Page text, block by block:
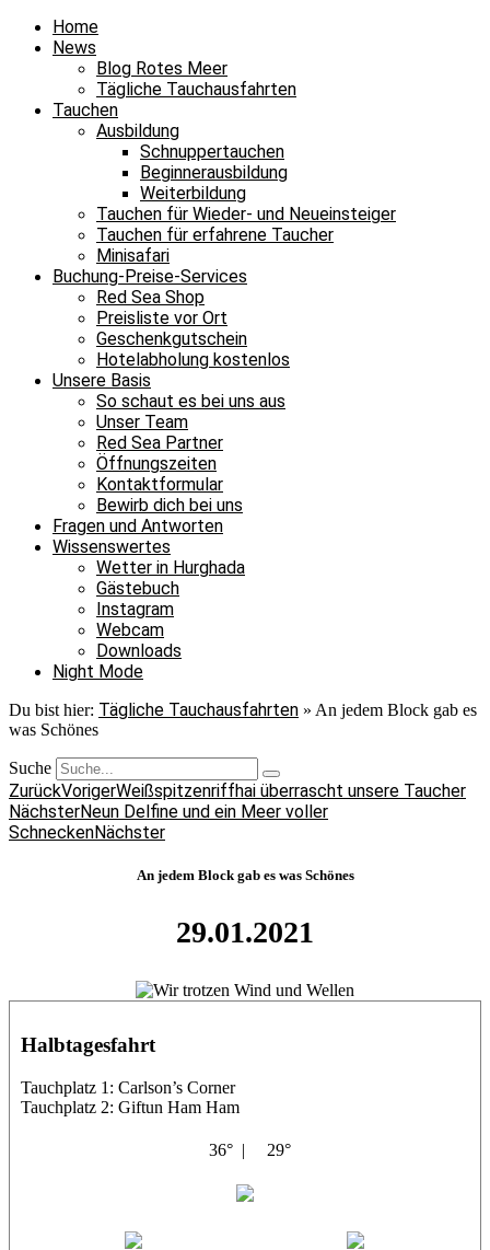
Home
News
Blog Rotes Meer
Tägliche Tauchausfahrten
Tauchen
Ausbildung
Schnuppertauchen
Beginnerausbildung
Weiterbildung
Tauchen für Wieder- und Neueinsteiger
Tauchen für erfahrene Taucher
Minisafari
Buchung-Preise-Services
Red Sea Shop
Preisliste vor Ort
Geschenkgutschein
Hotelabholung kostenlos
Unsere Basis
So schaut es bei uns aus
Unser Team
Red Sea Partner
Öffnungszeiten
Kontaktformular
Bewirb dich bei uns
Fragen und Antworten
Wissenswertes
Wetter in Hurghada
Gästebuch
Instagram
Webcam
Downloads
Night Mode
Du bist hier: Tägliche Tauchausfahrten » An jedem Block gab es
was Schönes
Suche
ZurückVorigerWeißspitzenriffhai überrascht unsere Taucher
NächsterNeun Delfine und ein Meer voller
SchneckenNächster
An jedem Block gab es was Schönes
29.01.2021
Halbtagesfahrt
Tauchplatz 1: Carlson’s Corner
Tauchplatz 2: Giftun Ham Ham
36° | 29°